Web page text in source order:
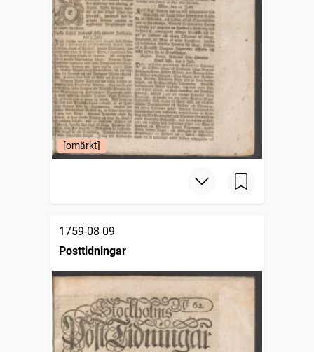
[omärkt]
1759-08-09
Posttidningar